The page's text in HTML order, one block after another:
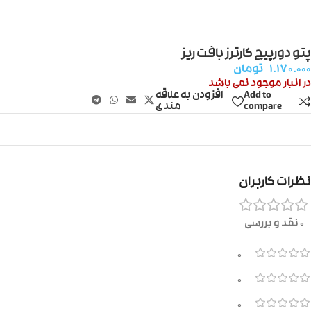
پتو دورپیچ کارترز بافت ریز
۱.۱۷۰.۰۰۰ تومان
در انبار موجود نمی باشد
Add to
compare
افزودن به علاقه
مندی
نظرات کاربران
0 نقد و بررسی
0
0
0